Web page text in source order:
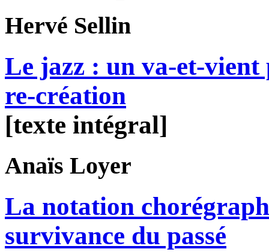
Hervé Sellin
Le jazz : un va-et-
re-création
[texte intégral]
Anaïs Loyer
La notation
survivance du passé